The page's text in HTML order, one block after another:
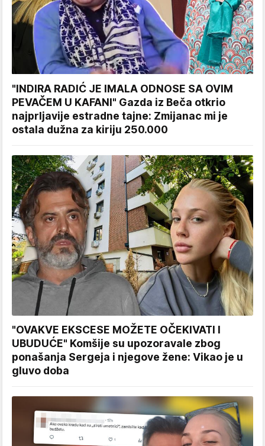
"INDIRA RADIĆ JE IMALA ODNOSE SA OVIM
PEVAČEM U KAFANI" Gazda iz Beča otkrio
najprljavije estradne tajne: Zmijanac mi je
ostala dužna za kiriju 250.000
"OVAKVE EKSCESE MOŽETE OČEKIVATI I
UBUDUĆE" Komšije su upozoravale zbog
ponašanja Sergeja i njegove žene: Vikao je u
gluvo doba